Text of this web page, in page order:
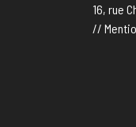
16, rue
//